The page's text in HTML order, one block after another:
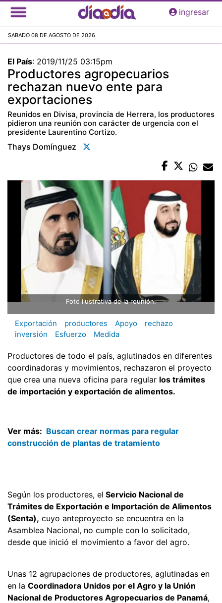
Pasar
al
principal
ingresar
SABADO 08 DE AGOSTO DE 2026
El País: 2019/11/25 03:15pm
Productores agropecuarios
rechazan nuevo ente para
exportaciones
Reunidos en Divisa, provincia de Herrera, los productores
pidieron una reunión con carácter de urgencia con el
presidente Laurentino Cortizo.
Thays Domínguez
Foto ilustrativa de la reunión.
Exportación productores Apoyo
rechazo
inversión
Esfuerzo Medida
Productores de todo el país, aglutinados en diferentes
coordinadoras y movimientos, rechazaron el proyecto
que crea una nueva oficina para regular los trámites
de importación y exportación de alimentos.
Ver más: Buscan crear normas para regular
construcción de plantas de tratamiento
Según los productores, el Servicio Nacional de
Trámites de Exportación e Importación de Alimentos
(Senta), cuyo anteproyecto se encuentra en la
Asamblea Nacional, no cumple con lo solicitado,
desde que inició el movimiento a favor del agro.
Unas 12 agrupaciones de productores, aglutinadas en
en la Coordinadora Unidos por el Agro y la Unión
Nacional de Productores Agropecuarios de Panamá,